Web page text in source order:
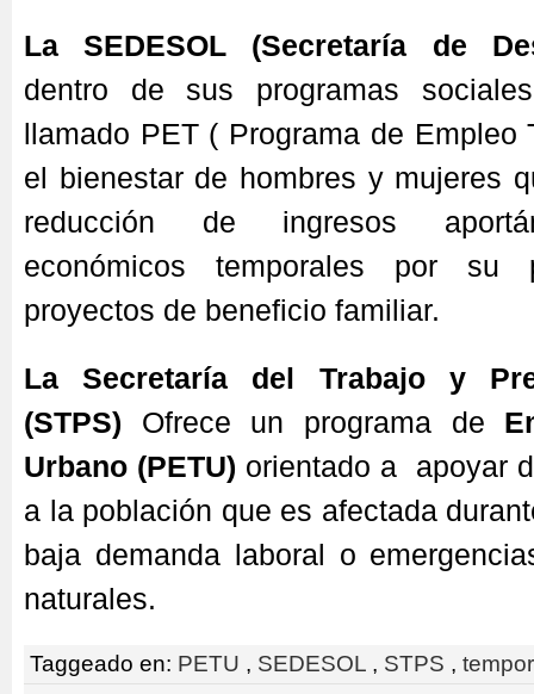
La SEDESOL
(Secretaría de
dentro de sus programas
llamado PET ( Programa de Empleo
el bienestar de hombres y mujeres
reducción de ingresos
económicos temporales por su
proyectos de beneficio familiar.
La Secretaría del Trabajo y
(STPS) Ofrece un programa de
Urbano (PETU) orientado a apoyar
a la población que es afectada
baja demanda laboral o
naturales.
Taggeado en: PETU , SEDESOL , STPS ,